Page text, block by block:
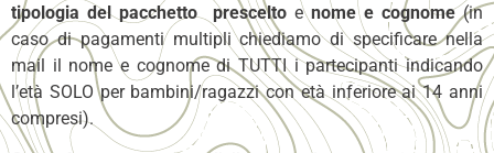
tipologia del pacchetto
prescelto enome e cognome(in
caso di pagamenti multipli chiediamo di specificare nella
mail il nome e cognome di TUTTI i partecipanti indicando
l’età SOLO per bambini/ragazzi con età inferiore ai 14 anni
compresi).